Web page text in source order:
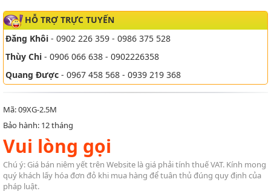
HỖ TRỢ TRỰC TUYẾN
Đăng Khôi - 0902 226 359 - 0986 375 528
Thùy Chi - 0906 066 638 - 0902226358
Quang Được - 0967 458 568 - 0939 219 368
Mã: 09XG-2.5M
Bảo hành: 12 tháng
Vui lòng gọi
Chú ý: Giá bán niêm yết trên Website là giá phải tính thuế VAT. Kính mong
quý khách lấy hóa đơn đỏ khi mua hàng để tuân thủ đúng quy định của
pháp luật.